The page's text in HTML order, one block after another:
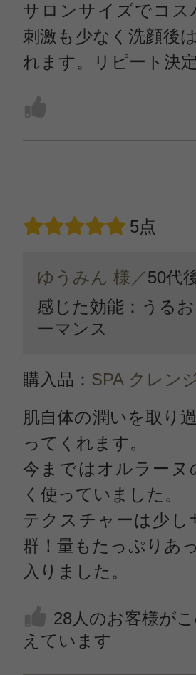
サロンサイズでコ
刺激も少なく洗顔後
れます。リピート決
5点
ゆうみん 様／50代
感じた効能：うる
ーマンス
購入品： SPA クレン
肌自体の潤いを取り
ってくれます。
今まではオルラー
く使っていました。
テクスチャーは少
群！量もたっぷりあ
入りました。
28人のお客様が
えています